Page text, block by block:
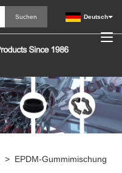
Deutsch
> EPDM-Gummimischung